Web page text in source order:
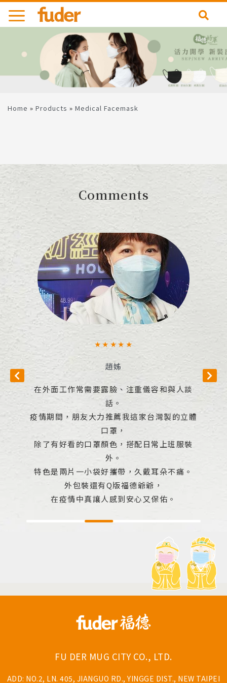
to
Home » Products » Medical Facemask
Comments
★ ★ ★ ★ ★
5
趙姊
在外面工作常需要露臉、注重儀容和與人談
話。
疫情期間，朋友大力推薦我這家台灣製的立體
口罩，
除了有好看的口罩顏色，搭配日常上班服裝
外。
特色是兩片一小袋好攜帶，久戴耳朵不痛。
外包裝還有Q版福德爺爺，
在疫情中真讓人感到安心又保佑。
FU DER MUG CITY CO., LTD.
ADD: NO.2, LN. 405, JIANGUO RD., YINGGE DIST., NEW TAIPEI